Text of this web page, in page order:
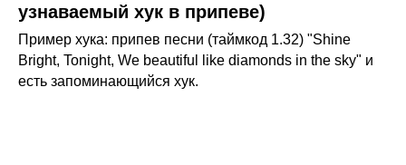
узнаваемый хук в припеве)
Пример хука: припев песни (таймкод 1.32) "Shine
Bright, Tonight, We beautiful like diamonds in the sky" и
есть запоминающийся хук.